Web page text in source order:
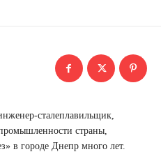
сталеплавильщик,
страны,
в городе Днепр много лет.